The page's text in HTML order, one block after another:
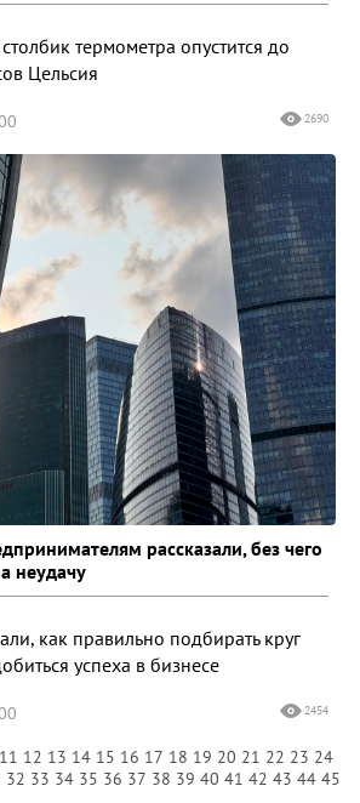
термометра опустится до
Цельсия
2690
рассказали, без чего
неудачу
как правильно подбирать круг
успеха в бизнесе
2454
11 12 13 14 15 16 17 18 19 20 21 22 23 24
32 33 34 35 36 37 38 39 40 41 42 43 44 45